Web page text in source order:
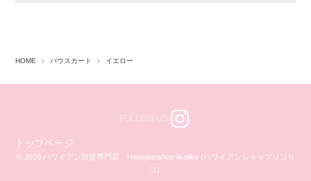
HOME パウスカート イエロー
FOLLOW US
トップページ
© 2026 ハワイアン雑貨専門店 Hawaiianshop likoliko (ハワイアンショップリコリ
コ).